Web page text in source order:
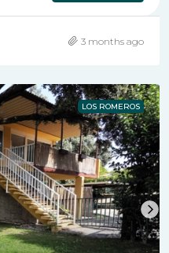
3 months ago
LOS ROMEROS